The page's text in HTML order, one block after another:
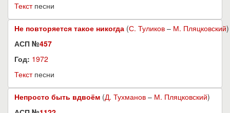
Текстпесни
Не повторяется такое никогда (С. Туликов – М. Пляцковский)
АСП №457
Год: 1972
Текстпесни
Непросто быть вдвоём (Д. Тухманов – М. Пляцковский)